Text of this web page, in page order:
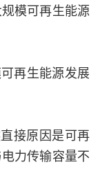
模可再生能源
再生能源发展
接原因是可再
力传输容量不